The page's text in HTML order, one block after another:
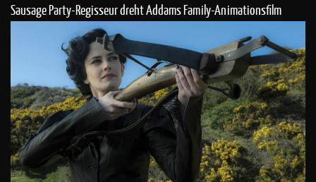
Sausage Party-Regisseur dreht Addams Family-Animationsfilm